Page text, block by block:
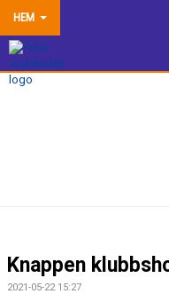
HEM
HEM
DOKUMENTBANK
Knappen
2021-05-22 15:27